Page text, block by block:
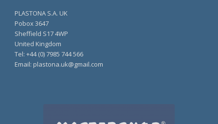
PLASTONA S.A. UK
Pobox 3647
Sheffield S17 4WP
United Kingdom
Tel: +44 (0) 7985 744 566
Email: plastona.uk@gmail.com